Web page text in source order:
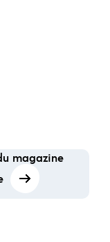
magazine